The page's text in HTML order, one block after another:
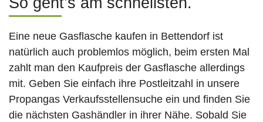
Eine neue Gasflasche kaufen in Bettendorf ist
natürlich auch problemlos möglich, beim ersten Mal
zahlt man den Kaufpreis der Gasflasche allerdings
mit. Geben Sie einfach ihre Postleitzahl in unsere
Propangas Verkaufsstellensuche ein und finden Sie
die nächsten Gashändler in ihrer Nähe. Sobald Sie